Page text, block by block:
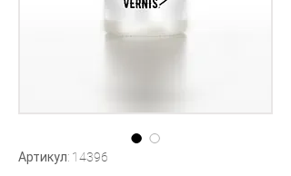
Артикул: 14396